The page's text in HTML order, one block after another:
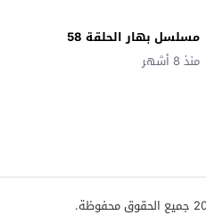
مسلسل بهار الحلقة 58
منذ 8 أشهر